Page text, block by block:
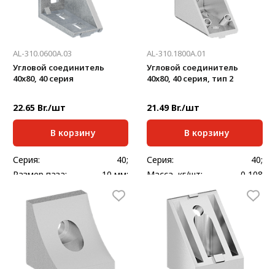
AL-310.0600A.03
Угловой соединитель
40x80, 40 серия
22.65 Br./шт
В корзину
Серия:
40;
Размер паза:
10 мм;
0,123
AL-310.1800A.01
Угловой соединитель
40x80, 40 серия, тип 2
21.49 Br./шт
В корзину
Серия:
40;
Масса, кг/шт:
0,108